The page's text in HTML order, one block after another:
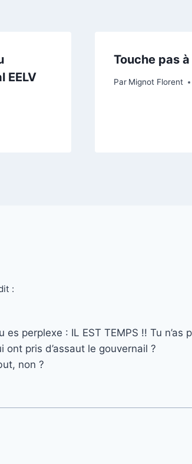
EELV
Touche pas
Par Mignot Florent
:
es perplexe : IL EST TEMPS !! Tu n’as
pris d’assaut le gouvernail ?
non ?